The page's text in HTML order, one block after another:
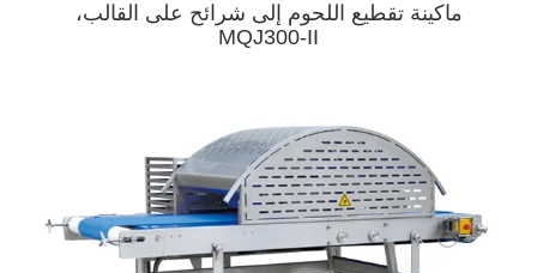
ماكينة تقطيع اللحوم إلى شرائح على القالب،
MQJ300-II